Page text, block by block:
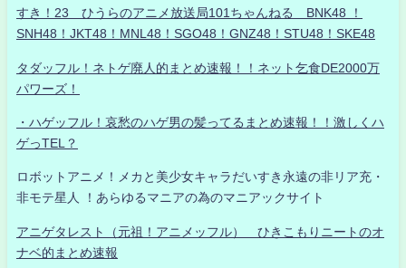
すき！23 ひうらのアニメ放送局101ちゃんねる BNK48 ！
SNH48！JKT48！MNL48！SGO48！GNZ48！STU48！SKE48
タダッフル！ネトゲ廃人的まとめ速報！！ネット乞食DE2000万
パワーズ！
・ハゲッフル！哀愁のハゲ男の髪ってるまとめ速報！！激しくハ
ゲっTEL？
ロボットアニメ！メカと美少女キャラだいすき永遠の非リア充・
非モテ星人 ！あらゆるマニアの為のマニアックサイト
アニゲタレスト（元祖！アニメッフル） ひきこもりニートのオ
ナベ的まとめ速報